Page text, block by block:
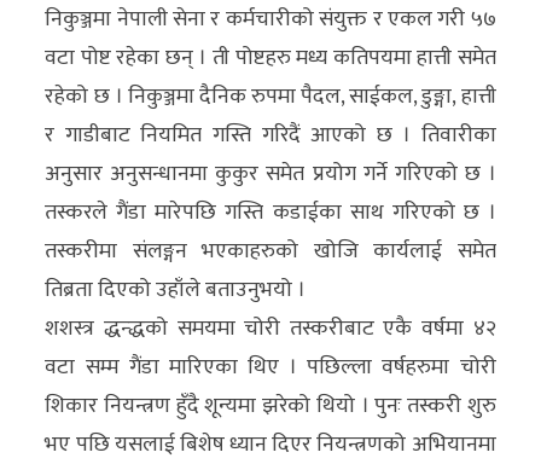
निकुञ्जमा नेपाली सेना र कर्मचारीको संयुक्त र एकल गरी ५७
वटा पोष्ट रहेका छन् । ती पोष्टहरु मध्य कतिपयमा हात्ती समेत
रहेको छ । निकुञ्जमा दैनिक रुपमा पैदल, साईकल, डुङ्गा, हात्ती
र गाडीबाट नियमित गस्ति गरिदैं आएको छ । तिवारीका
अनुसार अनुसन्धानमा कुकुर समेत प्रयोग गर्ने गरिएको छ ।
तस्करले गैंडा मारेपछि गस्ति कडाईका साथ गरिएको छ ।
तस्करीमा संलङ्गन भएकाहरुको खोजि कार्यलाई समेत
तिब्रता दिएको उहाँले बताउनुभयो ।
शशस्त्र द्धन्द्धको समयमा चोरी तस्करीबाट एकै वर्षमा ४२
वटा सम्म गैंडा मारिएका थिए । पछिल्ला वर्षहरुमा चोरी
शिकार नियन्त्रण हुँदै शून्यमा झरेको थियो । पुनः तस्करी शुरु
भए पछि यसलाई बिशेष ध्यान दिएर नियन्त्रणको अभियानमा